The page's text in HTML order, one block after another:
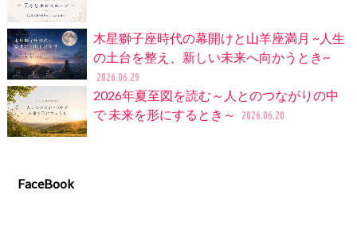
木星獅子座時代の幕開けと山羊座満月 ~人生
の土台を整え、新しい未来へ向かうとき~
2026.06.29
2026年夏至図を読む～人とのつながりの中
で 未来を形にするとき～
2026.06.20
FaceBook